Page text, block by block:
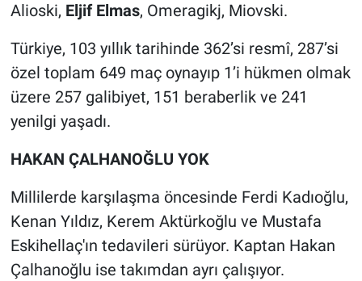
Alioski, Eljif Elmas, Omeragikj, Miovski.
Türkiye, 103 yıllık tarihinde 362’si resmî, 287’si
özel toplam 649 maç oynayıp 1’i hükmen olmak
üzere 257 galibiyet, 151 beraberlik ve 241
yenilgi yaşadı.
HAKAN ÇALHANOĞLU YOK
Millilerde karşılaşma öncesinde Ferdi Kadıoğlu,
Kenan Yıldız, Kerem Aktürkoğlu ve Mustafa
Eskihellaç'ın tedavileri sürüyor. Kaptan Hakan
Çalhanoğlu ise takımdan ayrı çalışıyor.